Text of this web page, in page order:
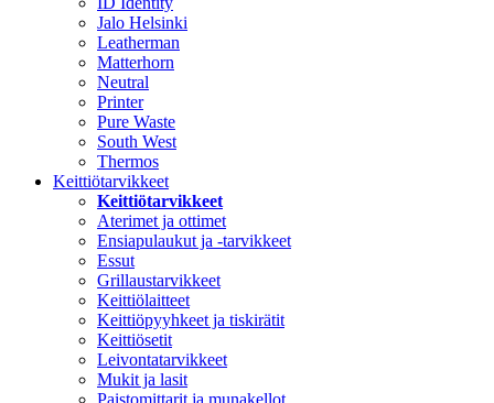
Jalo Helsinki
Leatherman
Matterhorn
Neutral
Printer
Pure Waste
South West
Thermos
Keittiötarvikkeet
Keittiötarvikkeet
Aterimet ja ottimet
Ensiapulaukut ja -tarvikkeet
Essut
Grillaustarvikkeet
Keittiölaitteet
Keittiöpyyhkeet ja tiskirätit
Keittiösetit
Leivontatarvikkeet
Mukit ja lasit
Paistomittarit ja munakellot